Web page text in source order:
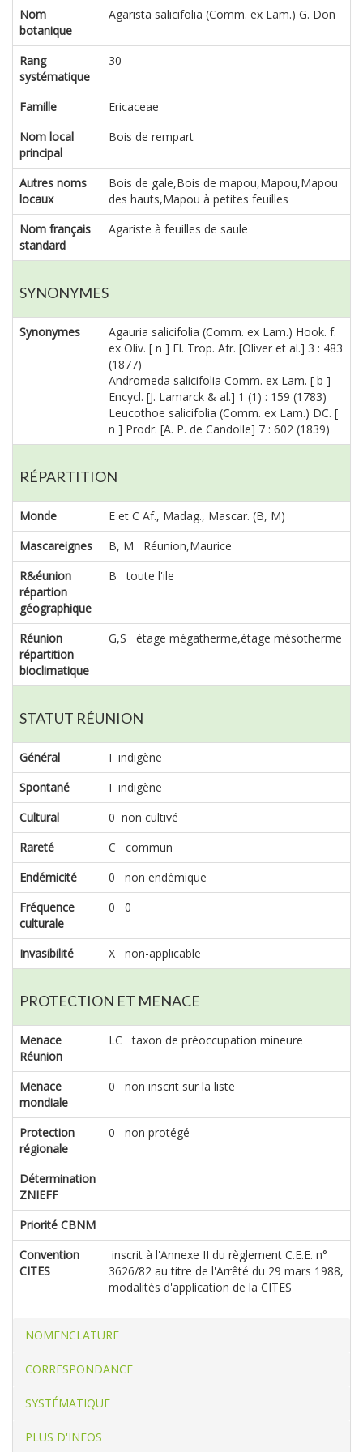
Nom
botanique
Agarista salicifolia (Comm. ex Lam.) G. Don
Rang
systématique
30
Famille
Ericaceae
Nom local
principal
Bois de rempart
Autres noms
locaux
Bois de gale,Bois de mapou,Mapou,Mapou
des hauts,Mapou à petites feuilles
Nom français
standard
Agariste à feuilles de saule
SYNONYMES
Synonymes
Agauria salicifolia (Comm. ex Lam.) Hook. f.
ex Oliv. [ n ] Fl. Trop. Afr. [Oliver et al.] 3 : 483
(1877)
Andromeda salicifolia Comm. ex Lam. [ b ]
Encycl. [J. Lamarck & al.] 1 (1) : 159 (1783)
Leucothoe salicifolia (Comm. ex Lam.) DC. [
n ] Prodr. [A. P. de Candolle] 7 : 602 (1839)
RÉPARTITION
Monde
E et C Af., Madag., Mascar. (B, M)
Mascareignes
B, M Réunion,Maurice
R&éunion
répartion
géographique
B toute l'ile
Réunion
répartition
bioclimatique
G,S étage mégatherme,étage mésotherme
STATUT RÉUNION
Général
I indigène
Spontané
I indigène
Cultural
0 non cultivé
Rareté
C commun
Endémicité
0 non endémique
Fréquence
culturale
0 0
Invasibilité X non-applicable
PROTECTION ET MENACE
Menace
Réunion
LC taxon de préoccupation mineure
Menace
mondiale
0 non inscrit sur la liste
Protection
régionale
0 non protégé
Détermination
ZNIEFF
Priorité CBNM
Convention
CITES
inscrit à l'Annexe II du règlement C.E.E. n°
3626/82 au titre de l'Arrêté du 29 mars 1988,
modalités d'application de la CITES
NOMENCLATURE
CORRESPONDANCE
SYSTÉMATIQUE
PLUS D'INFOS